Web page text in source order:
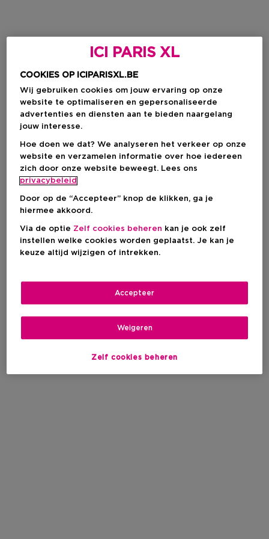
ICI PARIS XL
COOKIES OP ICIPARISXL.BE
Wij gebruiken cookies om jouw ervaring op onze
website te optimaliseren en gepersonaliseerde
advertenties en diensten aan te bieden naargelang
jouw interesse.
Hoe doen we dat? We analyseren het verkeer op onze
website en verzamelen informatie over hoe iedereen
zich door onze website beweegt. Lees ons
privacybeleid
Door op de “Accepteer” knop de klikken, ga je
hiermee akkoord.
Via de optie Zelf cookies beheren kan je ook zelf
instellen welke cookies worden geplaatst. Je kan je
keuze altijd wijzigen of intrekken.
Zelf cookies beheren
Weigeren
Accepteer